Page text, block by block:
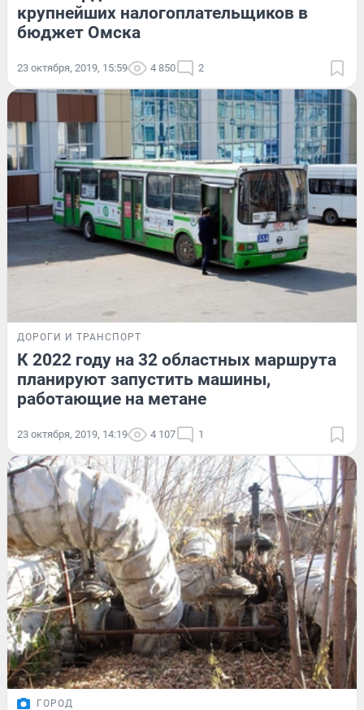
крупнейших налогоплательщиков в
бюджет Омска
23 октября, 2019, 15:59 4 850 2
ДОРОГИ И ТРАНСПОРТ
К 2022 году на 32 областных маршрута
планируют запустить машины,
работающие на метане
23 октября, 2019, 14:19 4 107 1
ГОРОД